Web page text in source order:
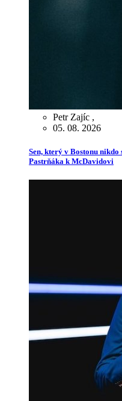
Petr Zajíc ,
05. 08. 2026
Sen, který v Bostonu
Pastrňáka k McDavidovi